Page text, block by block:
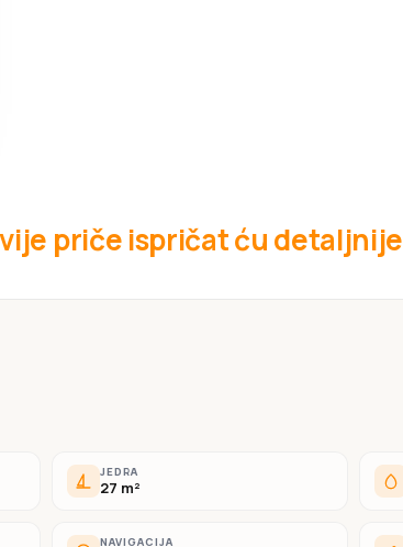
priče ispričat ću detaljnije
JEDRA
27 m²
NAVIGACIJA